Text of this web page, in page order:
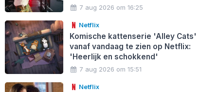
7 aug 2026 om 16:25
Netflix
Komische kattenserie 'Alley Cats'
vanaf vandaag te zien op Netflix:
'Heerlijk en schokkend'
7 aug 2026 om 15:51
Netflix